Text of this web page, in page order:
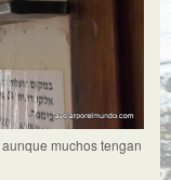
muchos tengan